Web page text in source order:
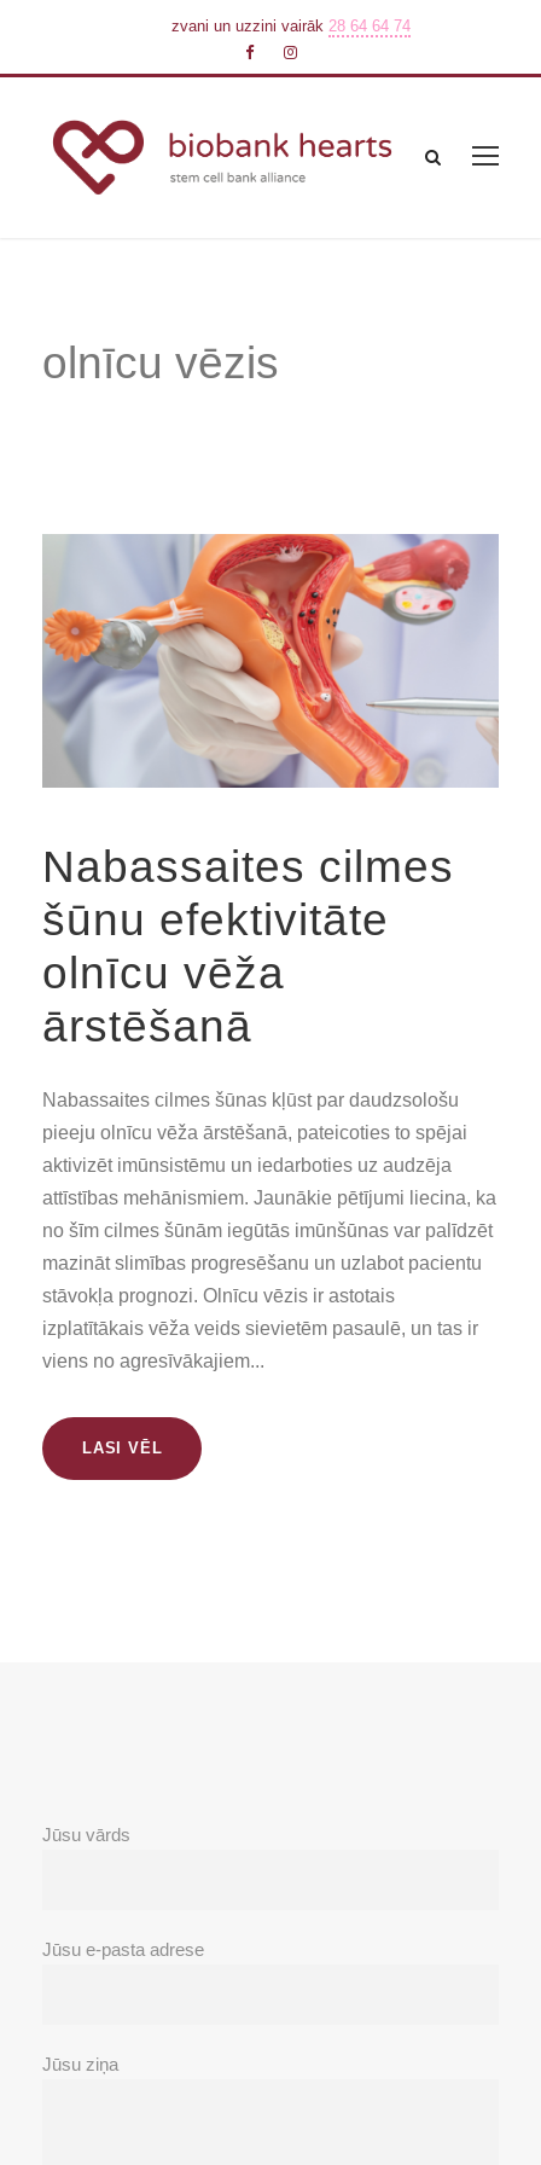
zvani un uzzini vairāk 28 64 64 74
olnīcu vēzis
Nabassaites cilmes
šūnu efektivitāte
olnīcu vēža
ārstēšanā
Nabassaites cilmes šūnas kļūst par daudzsološu
pieeju olnīcu vēža ārstēšanā, pateicoties to spējai
aktivizēt imūnsistēmu un iedarboties uz audzēja
attīstības mehānismiem. Jaunākie pētījumi liecina, ka
no šīm cilmes šūnām iegūtās imūnšūnas var palīdzēt
mazināt slimības progresēšanu un uzlabot pacientu
stāvokļa prognozi. Olnīcu vēzis ir astotais
izplatītākais vēža veids sievietēm pasaulē, un tas ir
viens no agresīvākajiem...
LASI VĒL
Jūsu vārds
Jūsu e-pasta adrese
Jūsu ziņa